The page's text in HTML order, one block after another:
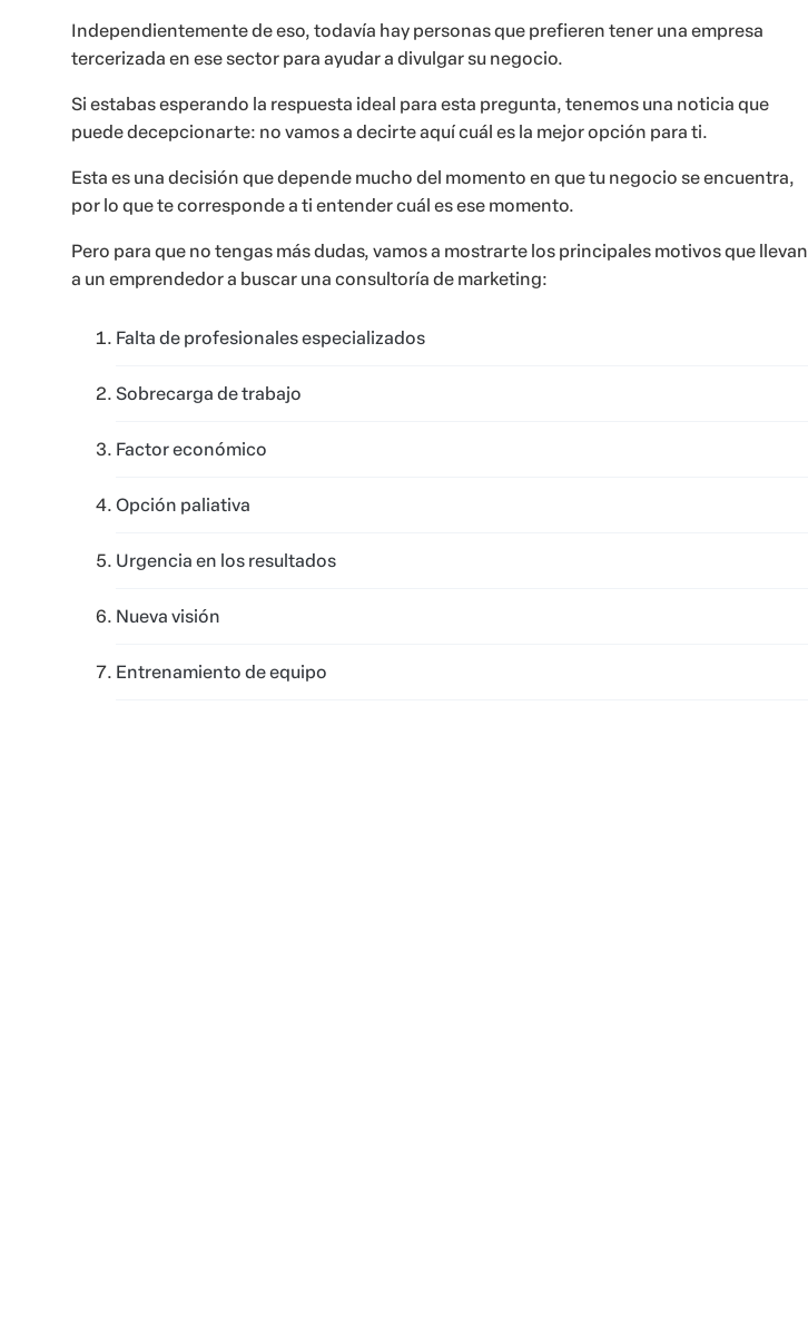
Independientemente de eso, todavía hay personas que prefieren tener una empresa
tercerizada en ese sector para ayudar a divulgar su negocio.
Si estabas esperando la respuesta ideal para esta pregunta, tenemos una noticia que
puede decepcionarte: no vamos a decirte aquí cuál es la mejor opción para ti.
Esta es una decisión que depende mucho del momento en que tu negocio se encuentra,
por lo que te corresponde a ti entender cuál es ese momento.
Pero para que no tengas más dudas, vamos a mostrarte los principales motivos que llevan
a un emprendedor a buscar una consultoría de marketing:
Falta de profesionales especializados
Sobrecarga de trabajo
Factor económico
Opción paliativa
Urgencia en los resultados
Nueva visión
Entrenamiento de equipo